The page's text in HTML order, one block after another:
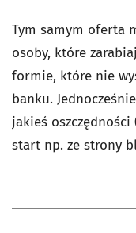
Tym samym oferta
osoby, które
formie, które nie
banku.
jakieś
start np. ze strony